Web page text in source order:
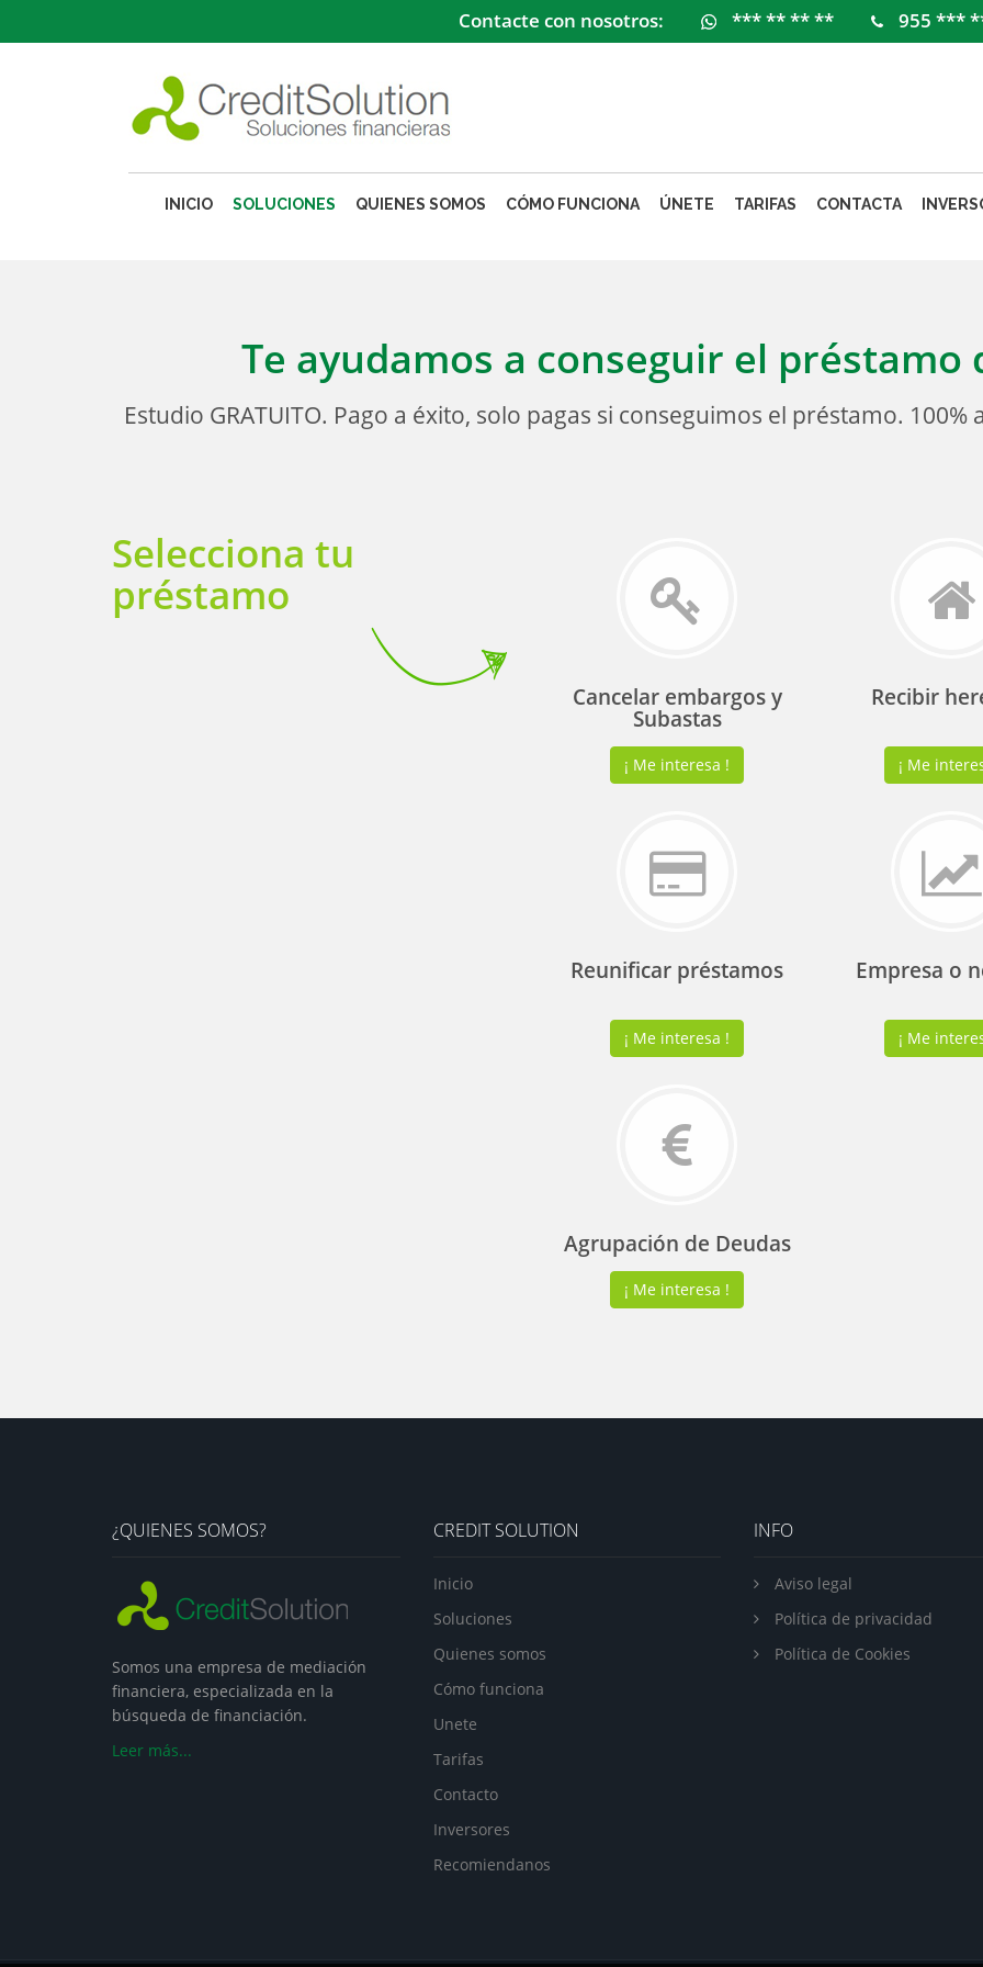
Contacte con nosotros: *** ** ** ** 955 ***
INICIO SOLUCIONES QUIENES SOMOS CÓMO FUNCIONA ÚNETE TARIFAS CONTACTA
Te ayudamos a conseguir el préstamo
Estudio GRATUITO. Pago a éxito, solo pagas si conseguimos el préstamo.
Selecciona tu
préstamo
Cancelar embargos y
Subastas
¡ Me interesa !
Recibir
¡ Me
Reunificar préstamos
¡ Me interesa !
Empresa o
¡ Me
Agrupación de Deudas
¡ Me interesa !
¿QUIENES SOMOS?
Somos una empresa de mediación
financiera, especializada en la
búsqueda de financiación.
Leer más...
CREDIT SOLUTION
Inicio
Soluciones
Quienes somos
Cómo funciona
Unete
Tarifas
Contacto
Inversores
Recomiendanos
INFO
Aviso legal
Política de privacidad
Política de Cookies